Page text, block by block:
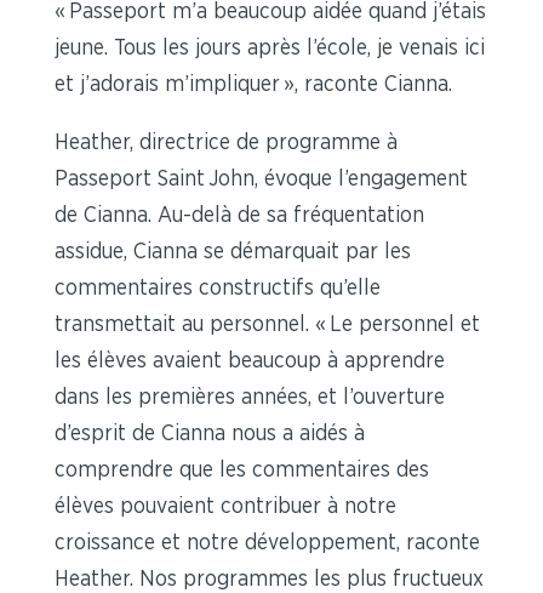
« Passeport m’a beaucoup aidée quand j’étais
jeune. Tous les jours après l’école, je venais ici
et j’adorais m’impliquer », raconte Cianna.
Heather, directrice de programme à
Passeport Saint John, évoque l’engagement
de Cianna. Au-delà de sa fréquentation
assidue, Cianna se démarquait par les
commentaires constructifs qu’elle
transmettait au personnel. « Le personnel et
les élèves avaient beaucoup à apprendre
dans les premières années, et l’ouverture
d’esprit de Cianna nous a aidés à
comprendre que les commentaires des
élèves pouvaient contribuer à notre
croissance et notre développement, raconte
Heather. Nos programmes les plus fructueux